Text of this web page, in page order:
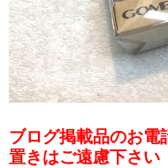
ブログ掲載品のお電
置きはご遠慮下さい